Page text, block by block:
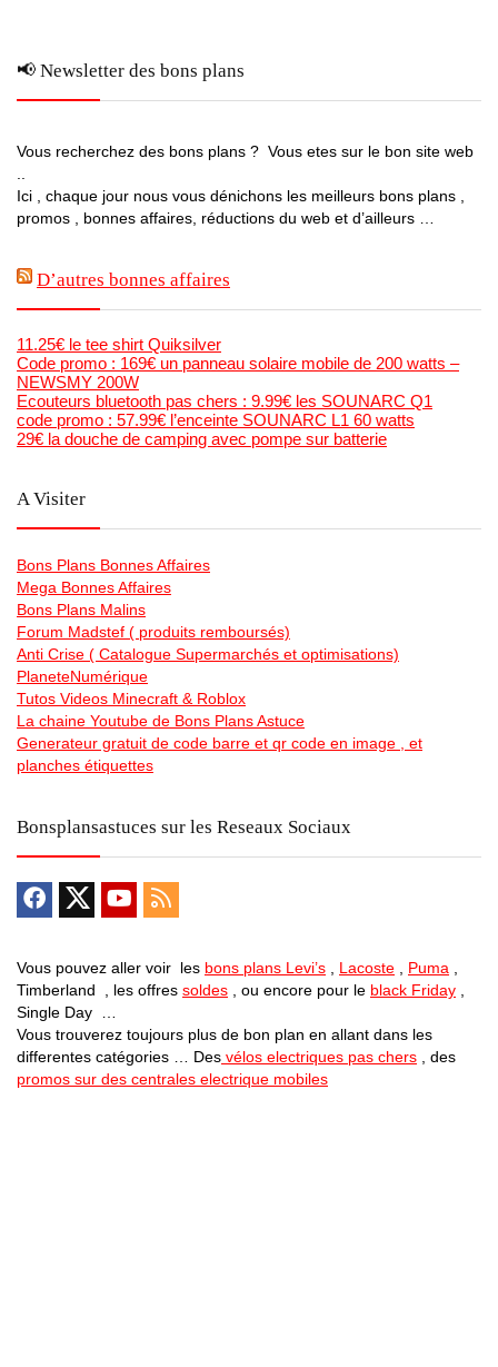
📢 Newsletter des bons plans
Vous recherchez des bons plans ? Vous etes sur le bon site web
..
Ici , chaque jour nous vous dénichons les meilleurs bons plans ,
promos , bonnes affaires, réductions du web et d’ailleurs …
D’autres bonnes affaires
11.25€ le tee shirt Quiksilver
Code promo : 169€ un panneau solaire mobile de 200 watts –
NEWSMY 200W
Ecouteurs bluetooth pas chers : 9.99€ les SOUNARC Q1
code promo : 57.99€ l’enceinte SOUNARC L1 60 watts
29€ la douche de camping avec pompe sur batterie
A Visiter
Bons Plans Bonnes Affaires
Mega Bonnes Affaires
Bons Plans Malins
Forum Madstef ( produits remboursés)
Anti Crise ( Catalogue Supermarchés et optimisations)
PlaneteNumérique
Tutos Videos Minecraft & Roblox
La chaine Youtube de Bons Plans Astuce
Generateur gratuit de code barre et qr code en image , et
planches étiquettes
Bonsplansastuces sur les Reseaux Sociaux
Vous pouvez aller voir les bons plans Levi’s , Lacoste , Puma ,
Timberland , les offres soldes , ou encore pour le black Friday ,
Single Day …
Vous trouverez toujours plus de bon plan en allant dans les
differentes catégories … Des vélos electriques pas chers , des
promos sur des centrales electrique mobiles